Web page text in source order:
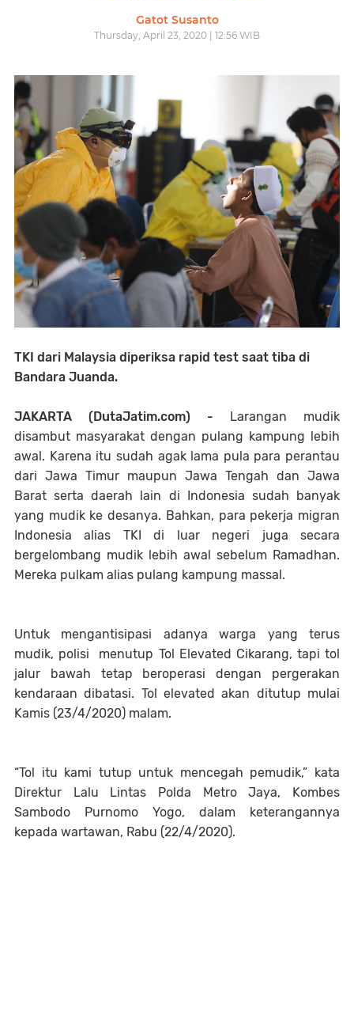
Gatot Susanto
Thursday, April 23, 2020 | 12:56 WIB
TKI dari Malaysia diperiksa rapid test saat tiba di
Bandara Juanda.
JAKARTA (DutaJatim.com) - Larangan mudik
disambut masyarakat dengan pulang kampung lebih
awal. Karena itu sudah agak lama pula para perantau
dari Jawa Timur maupun Jawa Tengah dan Jawa
Barat serta daerah lain di Indonesia sudah banyak
yang mudik ke desanya. Bahkan, para pekerja migran
Indonesia alias TKI di luar negeri juga secara
bergelombang mudik lebih awal sebelum Ramadhan.
Mereka pulkam alias pulang kampung massal.
Untuk mengantisipasi adanya warga yang terus
mudik, polisi menutup Tol Elevated Cikarang, tapi tol
jalur bawah tetap beroperasi dengan pergerakan
kendaraan dibatasi. Tol elevated akan ditutup mulai
Kamis (23/4/2020) malam.
“Tol itu kami tutup untuk mencegah pemudik,” kata
Direktur Lalu Lintas Polda Metro Jaya, Kombes
Sambodo Purnomo Yogo, dalam keterangannya
kepada wartawan, Rabu (22/4/2020).